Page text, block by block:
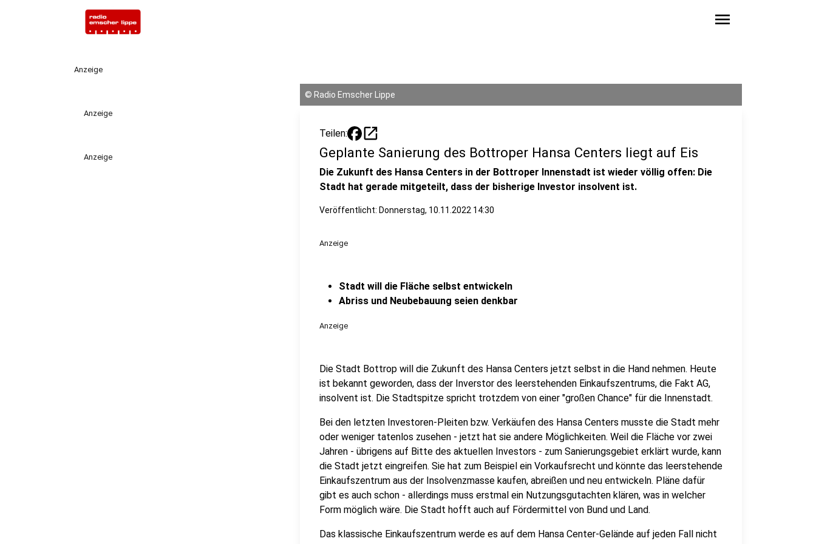
menu
Anzeige
Anzeige
Anzeige
© Radio Emscher Lippe
Teilen: open_in_new
Geplante Sanierung des Bottroper Hansa Centers liegt auf Eis
Die Zukunft des Hansa Centers in der Bottroper Innenstadt ist wieder völlig offen: Die
Stadt hat gerade mitgeteilt, dass der bisherige Investor insolvent ist.
Veröffentlicht: Donnerstag, 10.11.2022 14:30
Anzeige
Stadt will die Fläche selbst entwickeln
Abriss und Neubebauung seien denkbar
Anzeige
Die Stadt Bottrop will die Zukunft des Hansa Centers jetzt selbst in die Hand nehmen. Heute
ist bekannt geworden, dass der Inverstor des leerstehenden Einkaufszentrums, die Fakt AG,
insolvent ist. Die Stadtspitze spricht trotzdem von einer "großen Chance" für die Innenstadt.
Bei den letzten Investoren-Pleiten bzw. Verkäufen des Hansa Centers musste die Stadt mehr
oder weniger tatenlos zusehen - jetzt hat sie andere Möglichkeiten. Weil die Fläche vor zwei
Jahren - übrigens auf Bitte des aktuellen Investors - zum Sanierungsgebiet erklärt wurde, kann
die Stadt jetzt eingreifen. Sie hat zum Beispiel ein Vorkaufsrecht und könnte das leerstehende
Einkaufszentrum aus der Insolvenzmasse kaufen, abreißen und neu entwickeln. Pläne dafür
gibt es auch schon - allerdings muss erstmal ein Nutzungsgutachten klären, was in welcher
Form möglich wäre. Die Stadt hofft auch auf Fördermittel von Bund und Land.
Das klassische Einkaufszentrum werde es auf dem Hansa Center-Gelände auf jeden Fall nicht